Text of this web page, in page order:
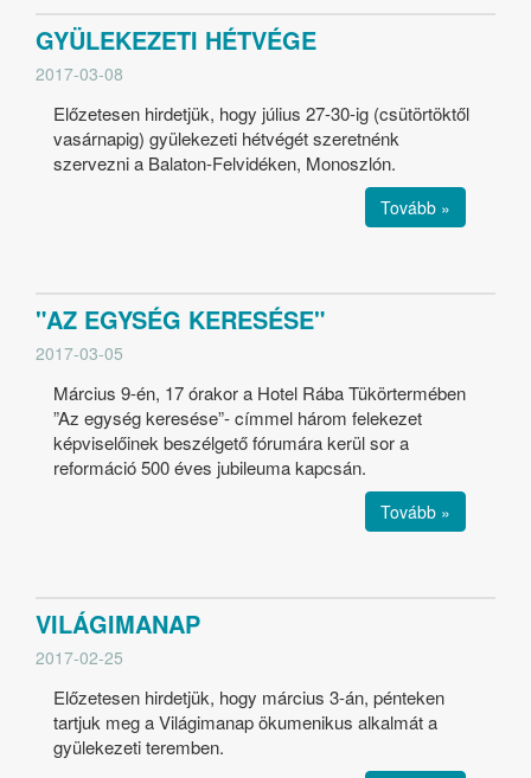
GYÜLEKEZETI HÉTVÉGE
2017-03-08
Előzetesen hirdetjük, hogy július 27-30-ig (csütörtöktől
vasárnapig) gyülekezeti hétvégét szeretnénk
szervezni a Balaton-Felvidéken, Monoszlón.
Tovább »
"AZ EGYSÉG KERESÉSE"
2017-03-05
Március 9-én, 17 órakor a Hotel Rába Tükörtermében
”Az egység keresése”- címmel három felekezet
képviselőinek beszélgető fórumára kerül sor a
reformáció 500 éves jubileuma kapcsán.
Tovább »
VILÁGIMANAP
2017-02-25
Előzetesen hirdetjük, hogy március 3-án, pénteken
tartjuk meg a Világimanap ökumenikus alkalmát a
gyülekezeti teremben.